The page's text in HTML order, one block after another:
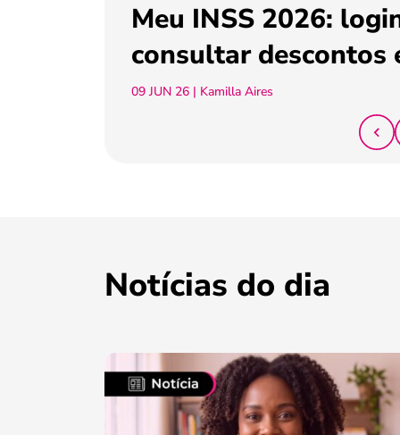
Meu INSS 2026:
consultar descontos
09 JUN 26 | Kamilla Aires
Notícias do dia